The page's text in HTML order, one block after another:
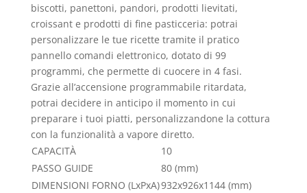
biscotti, panettoni, pandori, prodotti lievitati,
croissant e prodotti di fine pasticceria: potrai
personalizzare le tue ricette tramite il pratico
pannello comandi elettronico, dotato di 99
programmi, che permette di cuocere in 4 fasi.
Grazie all’accensione programmabile ritardata,
potrai decidere in anticipo il momento in cui
preparare i tuoi piatti, personalizzandone la cottura
con la funzionalità a vapore diretto.
CAPACITÀ
10
PASSO GUIDE
80 (mm)
DIMENSIONI FORNO (LxPxA)932x926x1144 (mm)